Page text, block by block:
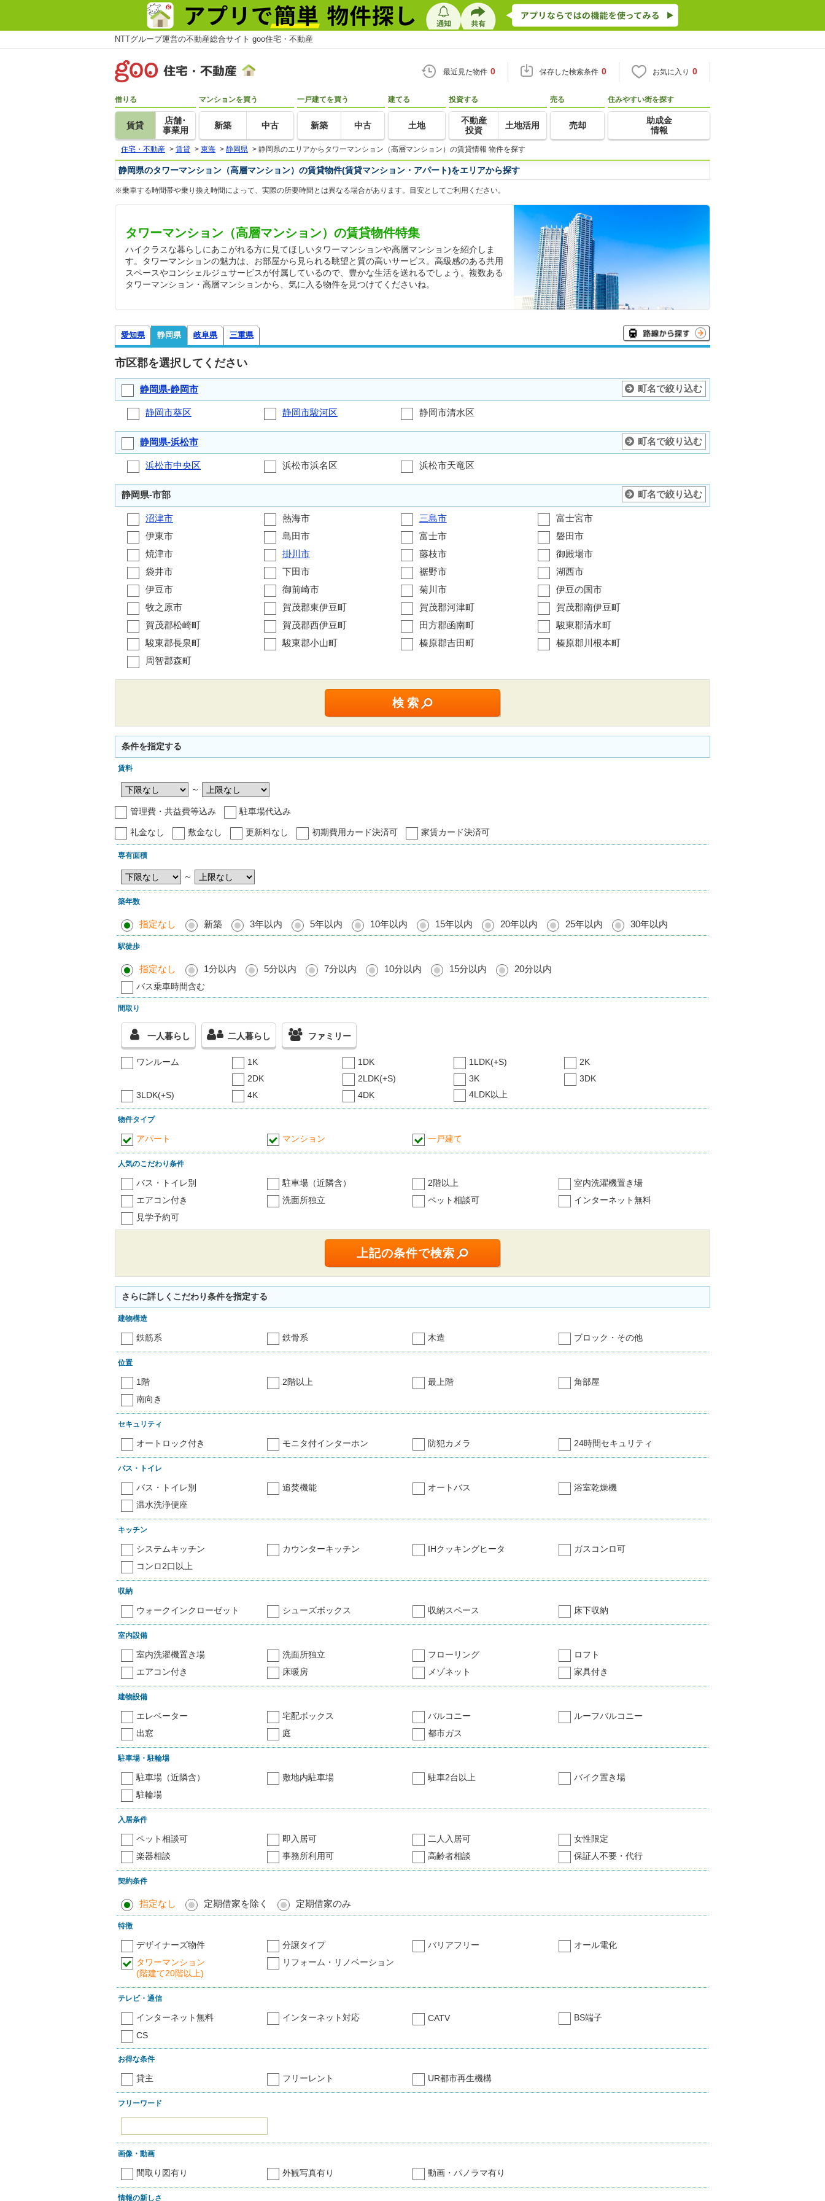
NTTグループ運営の不動産総合サイト goo住宅・不動産
最近見た物件 0 保存した検索条件 0 お気に入り 0
借りる
賃貸
店舗･
事業用
マンションを買う
新築 中古
一戸建てを買う
新築 中古
建てる
土地
投資する
不動産
投資
土地活用
売る
売却
住みやすい街を探す
助成金
情報
住宅・不動産 > 賃貸 > 東海 > 静岡県 > 静岡県のエリアからタワーマンション（高層マンション）の賃貸情報 物件を探す
静岡県のタワーマンション（高層マンション）の賃貸物件(賃貸マンション・アパート)をエリアから探す
※乗車する時間帯や乗り換え時間によって、実際の所要時間とは異なる場合があります。目安としてご利用ください。
タワーマンション（高層マンション）の賃貸物件特集
ハイクラスな暮らしにあこがれる方に見てほしいタワーマンションや高層マンションを紹介しま
す。タワーマンションの魅力は、お部屋から見られる眺望と質の高いサービス。高級感のある共用
スペースやコンシェルジュサービスが付属しているので、豊かな生活を送れるでしょう。複数ある
タワーマンション・高層マンションから、気に入る物件を見つけてくださいね。
愛知県 静岡県 岐阜県 三重県
市区郡を選択してください
静岡県-静岡市 町名で絞り込む
静岡市葵区 静岡市駿河区 静岡市清水区
静岡県-浜松市 町名で絞り込む
浜松市中央区 浜松市浜名区 浜松市天竜区
静岡県-市部 町名で絞り込む
沼津市 熱海市 三島市
富士宮市
伊東市
島田市 富士市
磐田市
焼津市
掛川市 藤枝市
御殿場市
袋井市
下田市 裾野市
湖西市
伊豆市
御前崎市 菊川市
伊豆の国市
牧之原市
賀茂郡東伊豆町 賀茂郡河津町
賀茂郡南伊豆町
賀茂郡松崎町
賀茂郡西伊豆町 田方郡函南町
駿東郡清水町
駿東郡長泉町
駿東郡小山町 榛原郡吉田町
榛原郡川根本町
周智郡森町
条件を指定する
賃料
～
管理費・共益費等込み 駐車場代込み
礼金なし 敷金なし 更新料なし 初期費用カード決済可 家賃カード決済可
専有面積
～
築年数
指定なし 新築 3年以内 5年以内 10年以内 15年以内 20年以内 25年以内 30年以内
駅徒歩
指定なし 1分以内 5分以内 7分以内 10分以内 15分以内 20分以内
バス乗車時間含む
間取り
一人暮らし 二人暮らし ファミリー
ワンルーム 1K 1DK 1LDK(+S)
2K
2DK
2LDK(+S) 3K
3DK
3LDK(+S)
4K 4DK 4LDK以上
物件タイプ
アパート マンション 一戸建て
人気のこだわり条件
バス・トイレ別 駐車場（近隣含） 2階以上
室内洗濯機置き場
エアコン付き
洗面所独立 ペット相談可
インターネット無料
見学予約可
さらに詳しくこだわり条件を指定する
建物構造
鉄筋系 鉄骨系 木造 ブロック・その他
位置
1階 2階以上 最上階
角部屋
南向き
セキュリティ
オートロック付き モニタ付インターホン 防犯カメラ 24時間セキュリティ
バス・トイレ
バス・トイレ別 追焚機能 オートバス
浴室乾燥機
温水洗浄便座
キッチン
システムキッチン カウンターキッチン IHクッキングヒータ
ガスコンロ可
コンロ2口以上
収納
ウォークインクローゼット シューズボックス 収納スペース 床下収納
室内設備
室内洗濯機置き場 洗面所独立 フローリング
ロフト
エアコン付き
床暖房 メゾネット 家具付き
建物設備
エレベーター 宅配ボックス バルコニー
ルーフバルコニー
出窓
庭 都市ガス
駐車場・駐輪場
駐車場（近隣含） 敷地内駐車場 駐車2台以上
バイク置き場
駐輪場
入居条件
ペット相談可 即入居可 二人入居可
女性限定
楽器相談
事務所利用可 高齢者相談 保証人不要・代行
契約条件
指定なし 定期借家を除く 定期借家のみ
特徴
デザイナーズ物件 分譲タイプ バリアフリー
オール電化
タワーマンション
(階建て20階以上)
リフォーム・リノベーション
テレビ・通信
インターネット無料 インターネット対応 CATV
BS端子
CS
お得な条件
貸主 フリーレント UR都市再生機構
フリーワード
画像・動画
間取り図有り 外観写真有り 動画・パノラマ有り
情報の新しさ